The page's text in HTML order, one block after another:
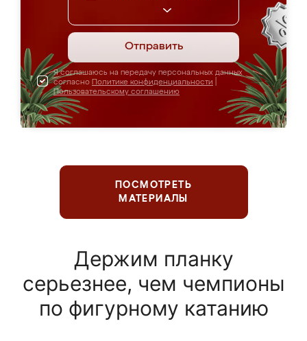
Отправить
Я соглашаюсь на передачу персональных данных
согласно Политике конфиденциальности
Пользовательскому соглашению
ПОСМОТРЕТЬ
МАТЕРИАЛЫ
Держим планку
серьезнее, чем чемпионы
по фигурному катанию